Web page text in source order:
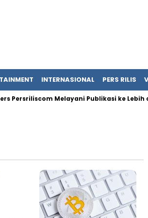
INTERNASIONAL PERS RILIS
Persriliscom Melayani Publikasi ke Lebih